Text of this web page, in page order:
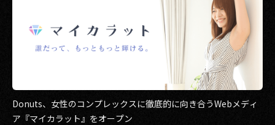
Donuts、女性のコンプレックスに徹底的に向き合うWebメディ
ア『マイカラット』をオープン